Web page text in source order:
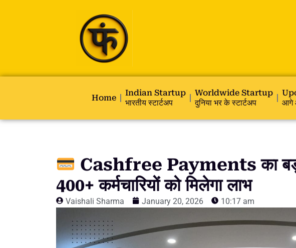
Home
Indian Startup
भारतीय स्टार्टअप
Worldwide Startup
दुनिया भर के स्टार्टअप
आगे
Cashfree Payments का
400+ कर्मचारियों को मिलेगा लाभ
Vaishali Sharma January 20, 2026 10:17 am